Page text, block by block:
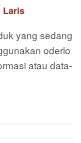
Laris
yang sedang
oderlo
atau data-